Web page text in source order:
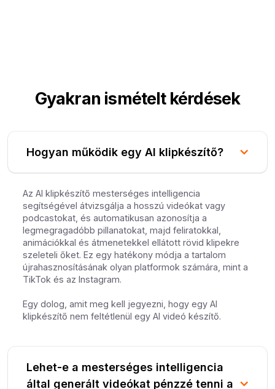
Gyakran ismételt kérdések
Hogyan működik egy AI klipkészítő?
Az AI klipkészítő mesterséges intelligencia
segítségével átvizsgálja a hosszú videókat vagy
podcastokat, és automatikusan azonosítja a
legmegragadóbb pillanatokat, majd feliratokkal,
animációkkal és átmenetekkel ellátott rövid klipekre
szeleteli őket. Ez egy hatékony módja a tartalom
újrahasznosításának olyan platformok számára, mint a
TikTok és az Instagram.
Egy dolog, amit meg kell jegyezni, hogy egy AI
klipkészítő nem feltétlenül egy AI videó készítő.
Lehet-e a mesterséges intelligencia
által generált videókat pénzzé tenni a